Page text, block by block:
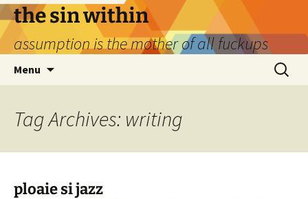
Skip
to
content
the sin within
assumption is the mother of all fuckups
Menu
Search
for:
Tag Archives: writing
ploaie si jazz